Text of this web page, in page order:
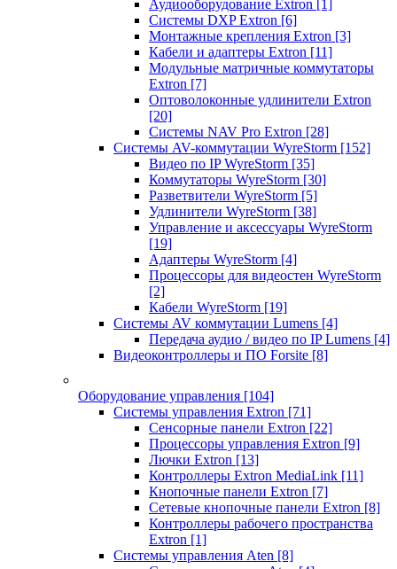
Аудиооборудование Extron [1]
Системы DXP Extron [6]
Монтажные крепления Extron [3]
Кабели и адаптеры Extron [11]
Модульные матричные коммутаторы
Extron [7]
Оптоволоконные удлинители Extron
[20]
Системы NAV Pro Extron [28]
Системы AV-коммутации WyreStorm [152]
Видео по IP WyreStorm [35]
Коммутаторы WyreStorm [30]
Разветвители WyreStorm [5]
Удлинители WyreStorm [38]
Управление и аксессуары WyreStorm
[19]
Адаптеры WyreStorm [4]
Процессоры для видеостен WyreStorm
[2]
Кабели WyreStorm [19]
Системы AV коммутации Lumens [4]
Передача аудио / видео по IP Lumens [4]
Видеоконтроллеры и ПО Forsite [8]
Оборудование управления [104]
Системы управления Extron [71]
Сенсорные панели Extron [22]
Процессоры управления Extron [9]
Лючки Extron [13]
Контроллеры Extron MediaLink [11]
Кнопочные панели Extron [7]
Сетевые кнопочные панели Extron [8]
Контроллеры рабочего пространства
Extron [1]
Системы управления Aten [8]